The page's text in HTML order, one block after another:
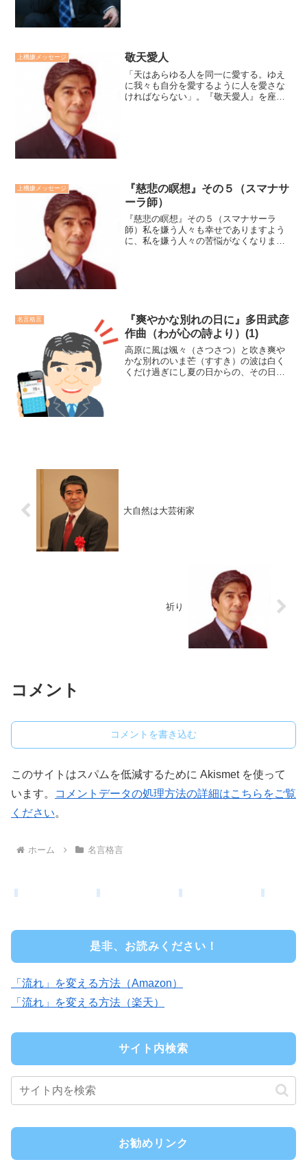
上機嫌メッセージ 敬天愛人
「天はあらゆる人を同一に愛する。ゆえ
に我々も自分を愛するように人を愛さな
ければならない」。『敬天愛人』を座右
上機嫌メッセージ
『慈悲の瞑想』その５（スマナサ
ーラ師）
『慈悲の瞑想』その５（スマナサーラ
師）私を嫌う人々も幸せでありますよう
に、私を嫌う人々の苦悩がなくなります
名言格言
『爽やかな別れの日に』多田武彦
作曲（わが心の詩より）(1)
高原に風は颯々（さつさつ）と吹き爽や
かな別れのいま芒（すすき）の波は白く
くだけ過ぎにし夏の日からの、その日々
大自然は大芸術家
祈り
コメント
コメントを書き込む
このサイトはスパムを低減するために Akismet を使って
います。
コメントデータの処理方法の詳細はこちらをご覧
ください。
ホーム 名言格言
是非、お読みください！
「流れ」を変える方法（Amazon）
「流れ」を変える方法（楽天）
サイト内検索
お勧めリンク